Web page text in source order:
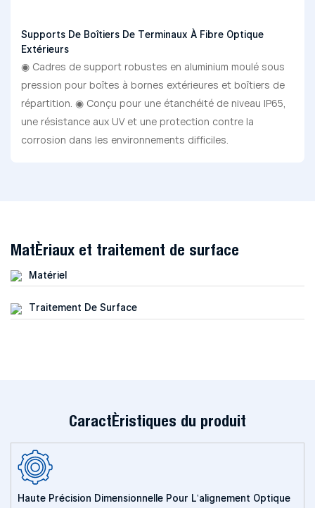
Supports De Boîtiers De Terminaux À Fibre Optique
Extérieurs
◉ Cadres de support robustes en aluminium moulé sous
pression pour boîtes à bornes extérieures et boîtiers de
répartition. ◉ Conçu pour une étanchéité de niveau IP65,
une résistance aux UV et une protection contre la
corrosion dans les environnements difficiles.
Matériaux et traitement de surface
Matériel
Traitement De Surface
Caractéristiques du produit
Haute Précision Dimensionnelle Pour L'alignement Optique